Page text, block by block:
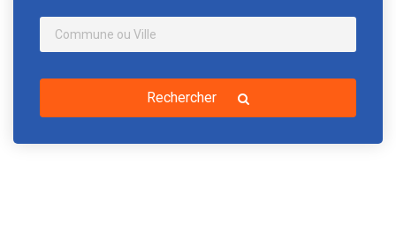
Rechercher